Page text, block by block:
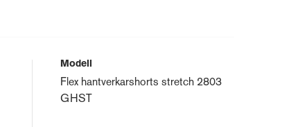
Modell
Flex hantverkarshorts stretch 2803
GHST